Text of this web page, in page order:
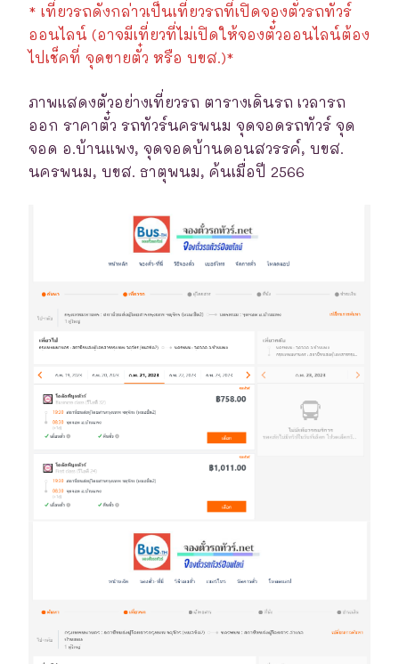
* เที่ยวรถดังกล่าวเป็นเที่ยวรถที่เปิดจองตั๋วรถทัวร์
ออนไลน์ (อาจมีเที่ยวที่ไม่เปิดให้จองตั๋วออนไลน์ต้อง
ไปเช็คที่ จุดขายตั๋ว หรือ บขส.)*
ภาพแสดงตัวอย่างเที่ยวรถ ตารางเดินรถ เวลารถ
ออก ราคาตั๋ว รถทัวร์นครพนม จุดจอดรถทัวร์ จุด
จอด อ.บ้านแพง, จุดจอดบ้านดอนสวรรค์, บขส.
นครพนม, บขส. ธาตุพนม, ค้นเมื่อปี 2566